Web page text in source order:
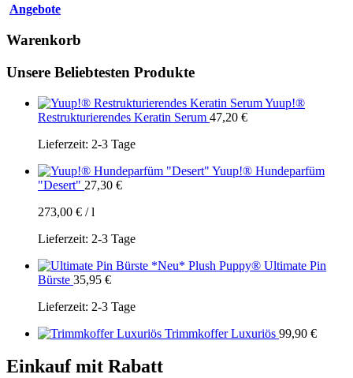
Angebote
Warenkorb
Unsere Beliebtesten Produkte
Yuup!®
Restrukturierendes Keratin Serum 47,20 €
Lieferzeit: 2-3 Tage
Yuup!® Hundeparfüm
"Desert" 27,30 €
273,00 € /l
Lieferzeit: 2-3 Tage
Plush Puppy® Ultimate Pin
Bürste 35,95 €
Lieferzeit: 2-3 Tage
Trimmkoffer Luxuriös 99,90 €
Einkauf mit Rabatt